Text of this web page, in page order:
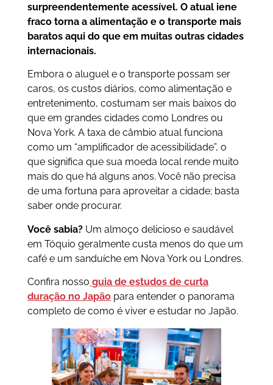
surpreendentemente acessível. O atual iene
fraco torna a alimentação e o transporte mais
baratos aqui do que em muitas outras cidades
internacionais.
Embora o aluguel e o transporte possam ser
caros, os custos diários, como alimentação e
entretenimento, costumam ser mais baixos do
que em grandes cidades como Londres ou
Nova York. A taxa de câmbio atual funciona
como um “amplificador de acessibilidade”, o
que significa que sua moeda local rende muito
mais do que há alguns anos. Você não precisa
de uma fortuna para aproveitar a cidade; basta
saber onde procurar.
Você sabia? Um almoço delicioso e saudável
em Tóquio geralmente custa menos do que um
café e um sanduíche em Nova York ou Londres.
Confira nosso guia de estudos de curta
duração no Japãopara entender o panorama
completo de como é viver e estudar no Japão.